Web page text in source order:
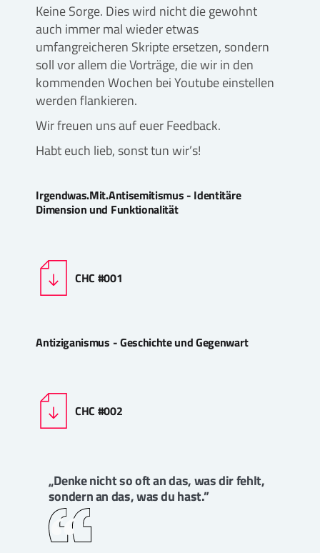
Keine Sorge. Dies wird nicht die gewohnt
auch immer mal wieder etwas
umfangreicheren Skripte ersetzen, sondern
soll vor allem die Vorträge, die wir in den
kommenden Wochen bei Youtube einstellen
werden flankieren.
Wir freuen uns auf euer Feedback.
Habt euch lieb, sonst tun wir’s!
Irgendwas.Mit.Antisemitismus - Identitäre
Dimension und Funktionalität
CHC #001
Antiziganismus - Geschichte und Gegenwart
CHC #002
„Denke nicht so oft an das, was dir fehlt,
sondern an das, was du hast.”